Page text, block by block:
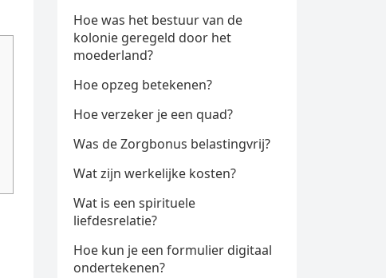
Hoe was het bestuur van de
kolonie geregeld door het
moederland?
Hoe opzeg betekenen?
Hoe verzeker je een quad?
Was de Zorgbonus belastingvrij?
Wat zijn werkelijke kosten?
Wat is een spirituele
liefdesrelatie?
Hoe kun je een formulier digitaal
ondertekenen?